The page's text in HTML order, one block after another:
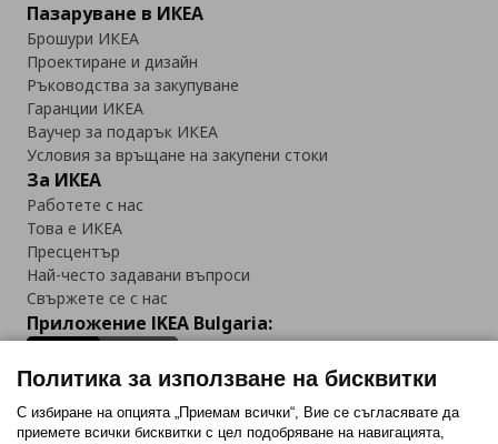
Пазаруване в ИКЕА
Брошури ИКЕА
Проектиране и дизайн
Ръководства за закупуване
Гаранции ИКЕА
Ваучер за подарък ИКЕА
Условия за връщане на закупени стоки
За ИКЕА
Работете с нас
Това е ИКЕА
Пресцентър
Най-често задавани въпроси
Свържете се с нас
Приложение IKEA Bulgaria:
Последвайте ни:
Политика за използване на бисквитки
С избиране на опцията „Приемам всички“, Вие се съгласявате да
приемете всички бисквитки с цел подобряване на навигацията,